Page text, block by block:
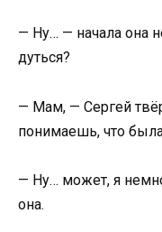
— Ну… — начала она
дуться?
— Мам, — Сергей
понимаешь, что
— Ну… может, я
она.